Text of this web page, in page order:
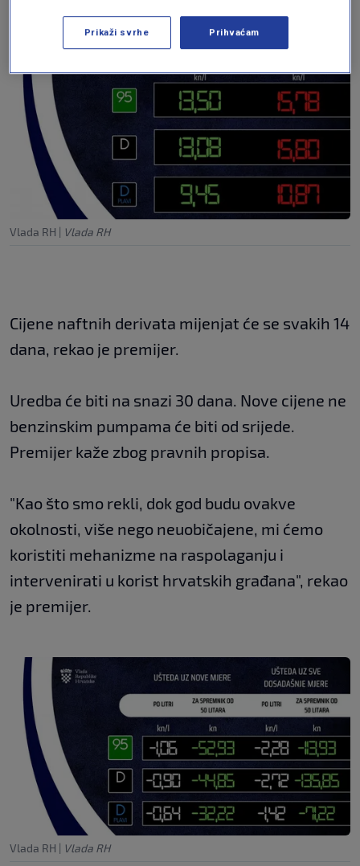
na 40 lipa po litri.
Vlada RH | Vlada RH
Cijene naftnih derivata mijenjat će se svakih 14
dana, rekao je premijer.
Uredba će biti na snazi 30 dana. Nove cijene ne
benzinskim pumpama će biti od srijede.
Premijer kaže zbog pravnih propisa.
"Kao što smo rekli, dok god budu ovakve
okolnosti, više nego neuobičajene, mi ćemo
koristiti mehanizme na raspolaganju i
intervenirati u korist hrvatskih građana", rekao
je premijer.
Vlada RH | Vlada RH
Prikaži svrhe Prihvaćam